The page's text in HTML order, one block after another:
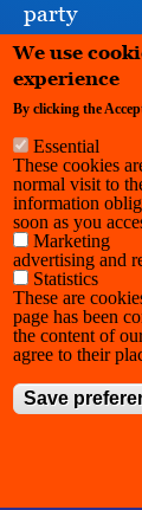
party
LA
We use
experience
By clicking the
Essential
These cookies
normal visit to
information
soon as you
Marketing
advertising and
Statistics
These are
page has been
the content of
agree to their
Save